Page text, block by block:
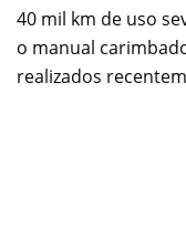
40 mil km de uso
o manual
realizados